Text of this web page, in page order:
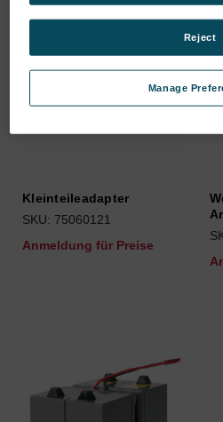
Kleinteileadapter
SKU: 75060121
Anmeldung für Preise
Manage
Reject